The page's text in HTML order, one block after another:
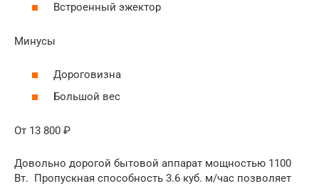
Встроенный эжектор
Минусы
Дороговизна
Большой вес
От 13 800 ₽
Довольно дорогой бытовой аппарат мощностью 1100
Вт. Пропускная способность 3.6 куб. м/час позволяет